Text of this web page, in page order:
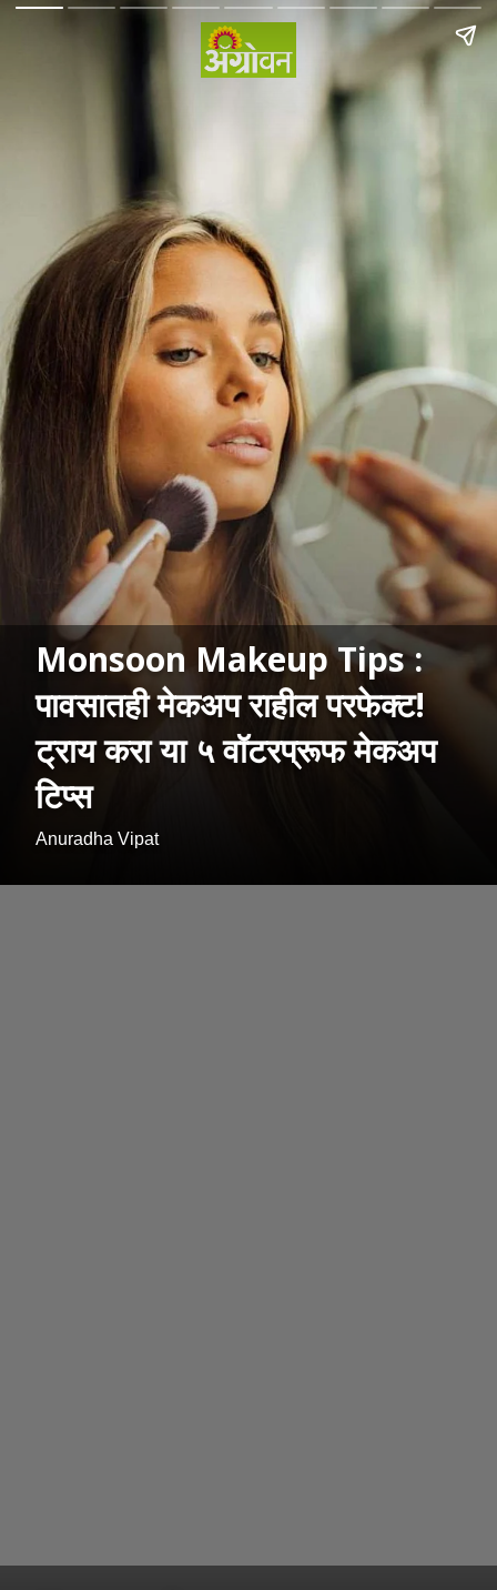
Monsoon Makeup Tips :
पावसातही मेकअप राहील परफेक्ट!
ट्राय करा या ५ वॉटरप्रूफ मेकअप
टिप्स
Anuradha Vipat